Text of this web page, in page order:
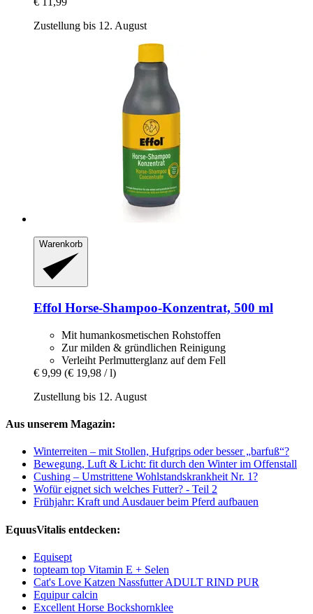
Zustellung bis 12. August
Warenkorb
Effol Horse-​Shampoo-​Konzentrat, 500 ml
Mit humankosmetischen Rohstoffen
Zur milden & gründlichen Reinigung
Verleiht Perlmutterglanz auf dem Fell
€ 9,99 (€ 19,98 / l)
Zustellung bis 12. August
Aus unserem Magazin:
Winterreiten – mit Stollen, Hufgrips oder besser „barfuß“?
Bewegung, Luft & Licht: fit durch den Winter im Offenstall
Cushing – Umstrittene Wohlstandskrankheit Nr. 1?
Wofür eignet sich welches Futter? - Teil 2
Frühjahr: Kraft und Ausdauer beim Pferd aufbauen
EquusVitalis entdecken:
Equisept
topteam top Vitamin E + Selen
Cat's Love Katzen Nassfutter ADULT RIND PUR
Equipur calcin
Excellent Horse Bockshornklee